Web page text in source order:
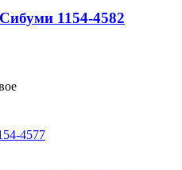
1154-4582
4577